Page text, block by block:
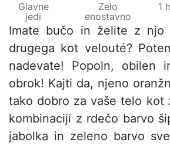
Glavne
jedi
Zelo
enostavno
1
Imate bučo in želite z njo
drugega kot velouté?
nadevate! Popoln, obilen
obrok! Kajti da, njeno
tako dobro za vaše telo kot
kombinaciji z rdečo barvo
jabolka in zeleno barvo